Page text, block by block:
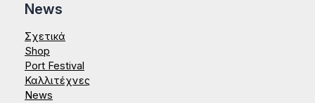
News
Σχετικά
Shop
Port Festival
Καλλιτέχνες
News